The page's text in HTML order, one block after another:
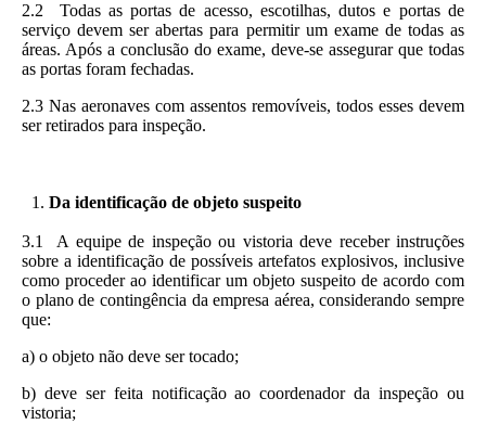
2.2 Todas as portas de acesso, escotilhas, dutos e portas de
serviço devem ser abertas para permitir um exame de todas as
áreas. Após a conclusão do exame, deve-se assegurar que todas
as portas foram fechadas.
2.3 Nas aeronaves com assentos removíveis, todos esses devem
ser retirados para inspeção.
Da identificação de objeto suspeito
3.1 A equipe de inspeção ou vistoria deve receber instruções
sobre a identificação de possíveis artefatos explosivos, inclusive
como proceder ao identificar um objeto suspeito de acordo com
o plano de contingência da empresa aérea, considerando sempre
que:
a) o objeto não deve ser tocado;
b) deve ser feita notificação ao coordenador da inspeção ou
vistoria;